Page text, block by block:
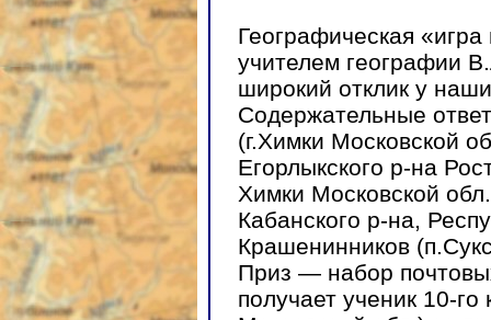
Географическая
учителем географии
широкий отклик у
Содержательные
(г.Химки Московской
Егорлыкского р-на
Химки Московской
Кабанского р-на,
Крашенинников
Приз — набор
получает ученик 10-